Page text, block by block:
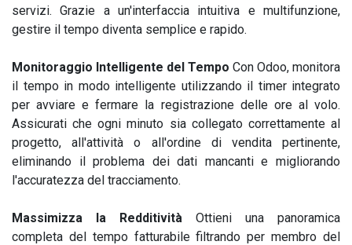
servizi. Grazie a un'interfaccia intuitiva e multifunzione,
gestire il tempo diventa semplice e rapido.
Monitoraggio Intelligente del Tempo Con Odoo, monitora
il tempo in modo intelligente utilizzando il timer integrato
per avviare e fermare la registrazione delle ore al volo.
Assicurati che ogni minuto sia collegato correttamente al
progetto, all'attività o all'ordine di vendita pertinente,
eliminando il problema dei dati mancanti e migliorando
l'accuratezza del tracciamento.
Massimizza la Redditività Ottieni una panoramica
completa del tempo fatturabile filtrando per membro del